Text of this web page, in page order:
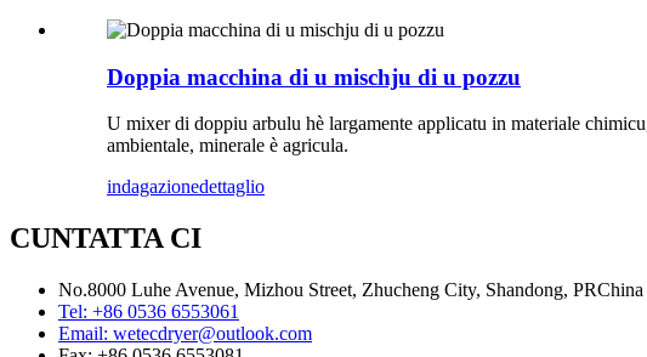
Doppia macchina di u mischju di u pozzu
U mixer di doppiu arbulu hè largamente applicatu in materiale
ambientale, minerale è agricula.
indagazionedettaglio
CUNTATTA CI
No.8000 Luhe Avenue, Mizhou Street, Zhucheng City, Shandong, PRChina
Tel: +86 0536 6553061
Email: wetecdryer@outlook.com